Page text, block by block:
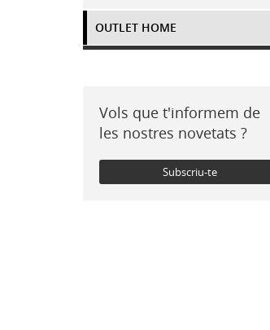
OUTLET HOME
Vols que t'informem de
les nostres novetats ?
Subscriu-te